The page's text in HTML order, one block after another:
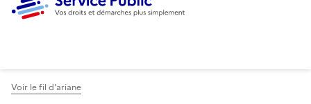
Voir le fil d'ariane